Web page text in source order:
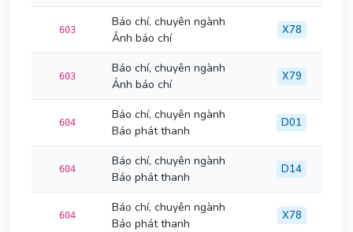
603
Báo chí, chuyên ngành
Ảnh báo chí
X78
603
Báo chí, chuyên ngành
Ảnh báo chí
X79
604
Báo chí, chuyên ngành
Báo phát thanh
D01
604
Báo chí, chuyên ngành
Báo phát thanh
D14
604
Báo chí, chuyên ngành
Báo phát thanh
X78